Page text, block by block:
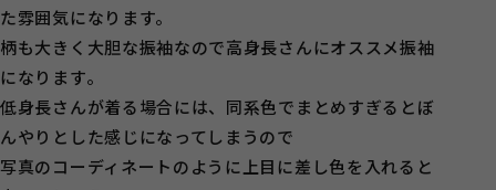
た雰囲気になります。
柄も大きく大胆な振袖なので高身長さんにオススメ振袖
になります。
低身長さんが着る場合には、同系色でまとめすぎるとぼ
んやりとした感じになってしまうので
写真のコーディネートのように上目に差し色を入れると